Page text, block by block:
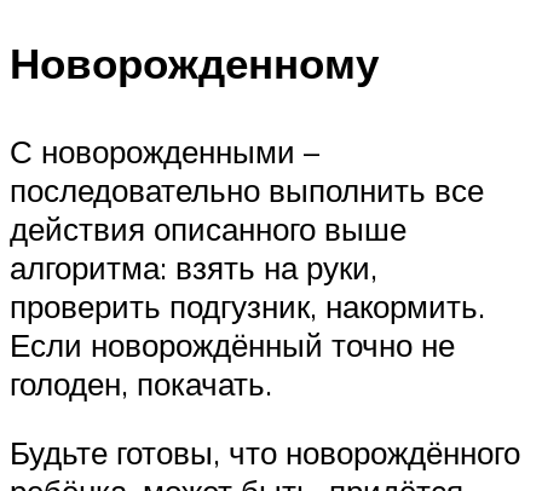
Новорожденному
С новорожденными –
последовательно выполнить все
действия описанного выше
алгоритма: взять на руки,
проверить подгузник, накормить.
Если новорождённый точно не
голоден, покачать.
Будьте готовы, что новорождённого